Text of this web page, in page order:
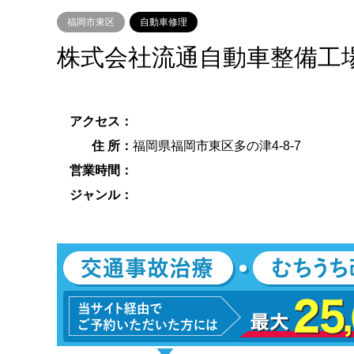
福岡市東区 自動車修理
株式会社流通自動車整備工
アクセス：
住 所： 福岡県福岡市東区多の津4-8-7
営業時間：
ジャンル：